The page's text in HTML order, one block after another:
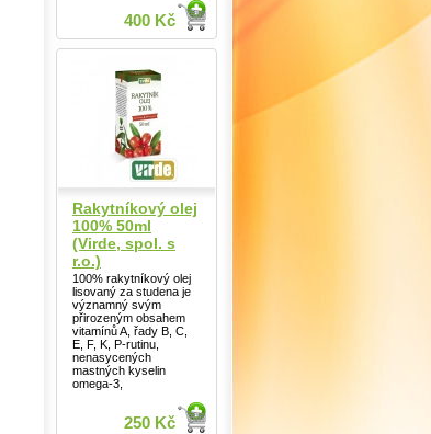
400 Kč
Rakytníkový olej
100% 50ml
(Virde, spol. s
r.o.)
100% rakytníkový olej
lisovaný za studena je
významný svým
přirozeným obsahem
vitamínů A, řady B, C,
E, F, K, P-rutinu,
nenasycených
mastných kyselin
omega-3,
250 Kč